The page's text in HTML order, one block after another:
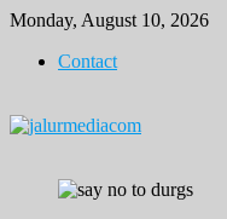
Skip
content
Monday, August 10, 2026
Contact